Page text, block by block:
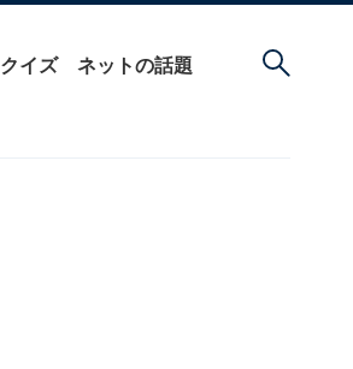
クイズ ネットの話題